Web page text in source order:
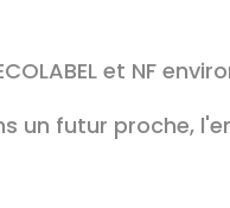
et NF
un futur proche,